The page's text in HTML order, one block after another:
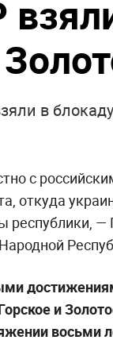
Киев горел".
состояние
удара РФ
потрясло
в блокаду